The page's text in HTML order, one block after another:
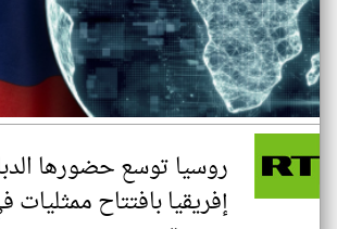
روسيا توسع حضورها